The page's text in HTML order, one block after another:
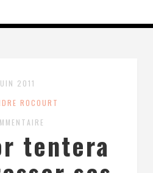
2011
ROCOURT
tentera